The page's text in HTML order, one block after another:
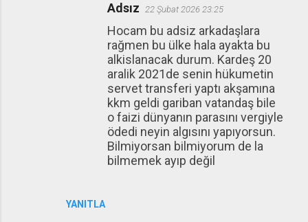
YANITLA
Adsız 22 Şubat 2026 23:25
Hocam bu adsiz arkadaşlara
rağmen bu ülke hala ayakta bu
alkislanacak durum. Kardeş 20
aralik 2021de senin hükumetin
servet transferi yaptı akşamına
kkm geldi gariban vatandaş bile
o faizi dünyanın parasını vergiyle
ödedi neyin algısını yapıyorsun.
Bilmiyorsan bilmiyorum de la
bilmemek ayıp değil